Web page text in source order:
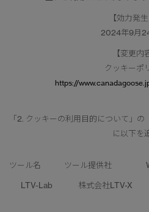
アパレル
アクセサリー
コレクション
アパレル
アクセサリー
コレクション
【効力発生
2024年9月
【変更内
クッキーポ
https://
「2. クッキーの利用目的について」の
に以下を
ツール名 ツール提供社
LTV-Lab 株式会社LTV-X